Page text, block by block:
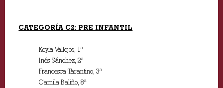
CATEGORÍA C2: PRE INFANTIL
Keyla Vallejos, 1ª
Inés Sánchez, 2ª
Francesca Tarantino, 3ª
Camila Baliño, 8ª